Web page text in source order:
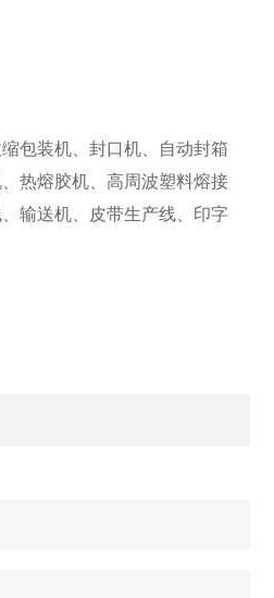
包装机、封口机、自动封箱
热熔胶机、高周波塑料熔接
输送机、皮带生产线、印字